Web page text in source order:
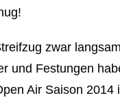
zwar
und Festungen
Air Saison